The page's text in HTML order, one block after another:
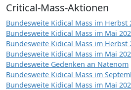
Critical-Mass-Aktionen
Bundesweite Kidical Mass im Herbst
Bundesweite Kidical Mass im Mai
Bundesweite Kidical Mass im Herbst
Bundesweite Kidical Mass im Mai
Bundesweite Gedenken an Natenom
Bundesweite Kidical Mass im
Bundesweite Kidical Mass im Mai